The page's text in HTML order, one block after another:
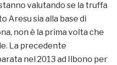
valutando se la truffa
Aresu sia alla base di
non è la prima volta che
La precedente
nel 2013 ad Ilbono per